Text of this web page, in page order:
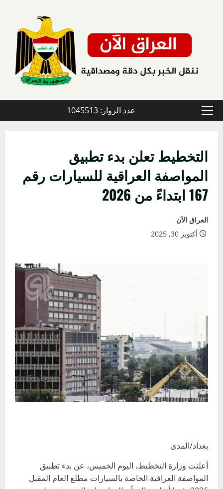
القائمة
عدد الزوار: 1045513
التخطيط تعلن بدء تطبيق
المواصفة العراقية للسيارات رقم
167 ابتداءً من 2026
العراق الآن
أكتوبر 30, 2025
بغداد/المدى
أعلنت وزارة التخطيط، اليوم الخميس، عن بدء تطبيق
المواصفة العراقية الخاصة بالسيارات مطلع العام المقبل